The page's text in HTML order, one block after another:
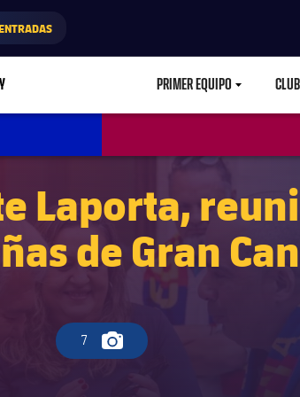
PRIMER EQUIPO CLUB
Laporta,
de Gran
7
Icono de cámara